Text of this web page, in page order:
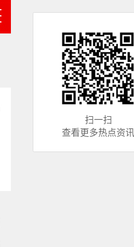
扫一扫
查看更多热点资讯